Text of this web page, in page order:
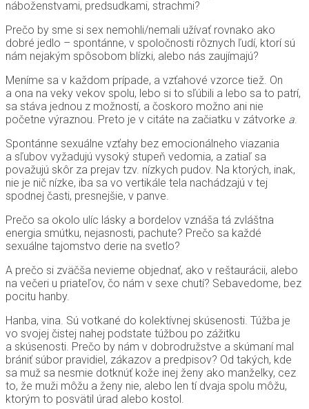
náboženstvami, predsudkami, strachmi?
Prečo by sme si sex nemohli/nemali užívať rovnako ako
dobré jedlo – spontánne, v spoločnosti rôznych ľudí, ktorí sú
nám nejakým spôsobom blízki, alebo nás zaujímajú?
Meníme sa v každom prípade, a vzťahové vzorce tiež. On
a ona na veky vekov spolu, lebo si to sľúbili a lebo sa to patrí,
sa stáva jednou z možností, a čoskoro možno ani nie
početne výraznou. Preto je v citáte na začiatku v zátvorke a.
Spontánne sexuálne vzťahy bez emocionálneho viazania
a sľubov vyžadujú vysoký stupeň vedomia, a zatiaľ sa
považujú skôr za prejav tzv. nízkych pudov. Na ktorých, inak,
nie je nič nízke, iba sa vo vertikále tela nachádzajú v tej
spodnej časti, presnejšie, v panve.
Prečo sa okolo ulíc lásky a bordelov vznáša tá zvláštna
energia smútku, nejasnosti, pachute? Prečo sa každé
sexuálne tajomstvo derie na svetlo?
A prečo si zväčša nevieme objednať, ako v reštaurácii, alebo
na večeri u priateľov, čo nám v sexe chutí? Sebavedome, bez
pocitu hanby.
Hanba, vina. Sú votkané do kolektívnej skúsenosti. Túžba je
vo svojej čistej nahej podstate túžbou po zážitku
a skúsenosti. Prečo by nám v dobrodružstve a skúmaní mal
brániť súbor pravidiel, zákazov a predpisov? Od takých, kde
sa muž sa nesmie dotknúť kože inej ženy ako manželky, cez
to, že muži môžu a ženy nie, alebo len tí dvaja spolu môžu,
ktorým to posvätil úrad alebo kostol.